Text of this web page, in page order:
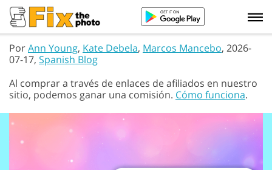
PorAnn Young, Kate Debela, Marcos Mancebo, 2026-
07-17, Spanish Blog
Al comprar a través de enlaces de afiliados en nuestro
sitio, podemos ganar una comisión. Cómo funciona.